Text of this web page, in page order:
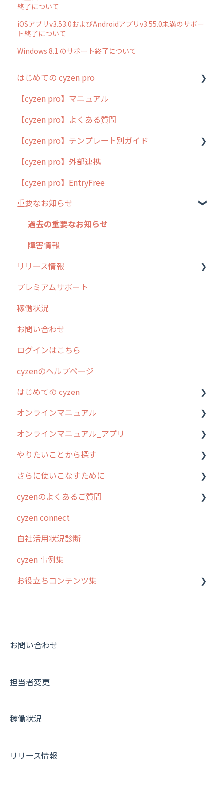
終了について
iOSアプリv3.53.0およびAndroidアプリv3.55.0未満のサポー
ト終了について
Windows 8.1 のサポート終了について
はじめての cyzen pro
cyzen pro とは？
簡易マニュアル
cyzen proの位置情報取得について
用語集
よくある質問
【cyzen pro】マニュアル
【cyzen pro】よくある質問
【cyzen pro】テンプレート別ガイド
ポスティング
ラウンダー
メンテナンス
外廻り営業
清掃
不動産
【cyzen pro】外部連携
【cyzen pro】EntryFree
重要なお知らせ
過去の重要なお知らせ
障害情報
リリース情報
リリース
2026年のリリース情報
2025年のリリース情報
2024年のリリース情報
2023年のリリース情報
過去のリリース
2019年までのリリース情報
お客様の声を実現しました
プレミアムサポート
稼働状況
お問い合わせ
ログインはこちら
cyzenのヘルプページ
はじめての cyzen
0. はじめてのcyzenの使い方
1. cyzenについて知ろう
2. 主要機能の概要
3. cyzenの位置情報取得について
4. cyzen利用前の準備：システム管理者編
5. 基本的な使い方：システム管理者編
6. 基本的な使い方：ユーザー編
7. 初心者向けよくある質問集
8. 用語集
【業界業種別】cyzen設定方法
オンラインマニュアル
管理サイトの使い始め
ユーザー・グループ管理
行動管理
予定管理
スポット
ステータス・主観
報告書・行動種別
勤怠管理
帳票出力
商品
オンラインマニュアル_アプリ
アプリの使い始め
ホーム画面
スポット
報告閲覧
予定
日報
履歴
パフォーマンス
お知らせ
やりたいことから探す
行動管理
勤怠管理
予定管理
スポット
ステータス・主観
報告書・行動種別
活動通知
商品
さらに使いこなすために
はじめに
スポット・ステータス関連オプション
交通費自動計算
安全走行支援
写真管理・高画質化
その他オプション
契約・その他
cyzenのよくあるご質問
ログインについて
グループ・ユーザーについて
GPS・位置情報 について
ルート自動記録 について
報告書について
メンバー画面について
cyzen connect
自社活用状況診断
cyzen 事例集
お役立ちコンテンツ集
動画集：共通
お問い合わせ
担当者変更
稼働状況
リリース情報